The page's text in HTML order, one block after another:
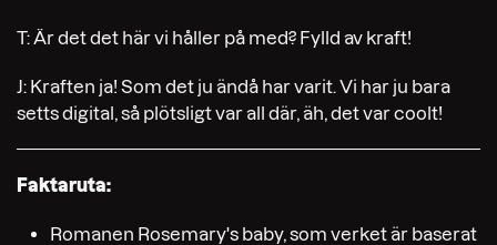
T: Är det det här vi håller på med? Fylld av kraft!
J: Kraften ja! Som det ju ändå har varit. Vi har ju bara
setts digital, så plötsligt var all där, äh, det var coolt!
Faktaruta:
Romanen Rosemary's baby, som verket är baserat